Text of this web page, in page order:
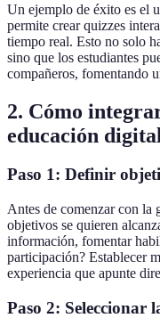
Un ejemplo de éxito es el
permite crear quizzes
tiempo real. Esto no solo
sino que los estudiantes
compañeros, fomentando
2. Cómo
educación digital
Paso 1: Definir
Antes de comenzar con la
objetivos se quieren
información, fomentar
participación? Establecer
experiencia que apunte
Paso 2: Seleccionar